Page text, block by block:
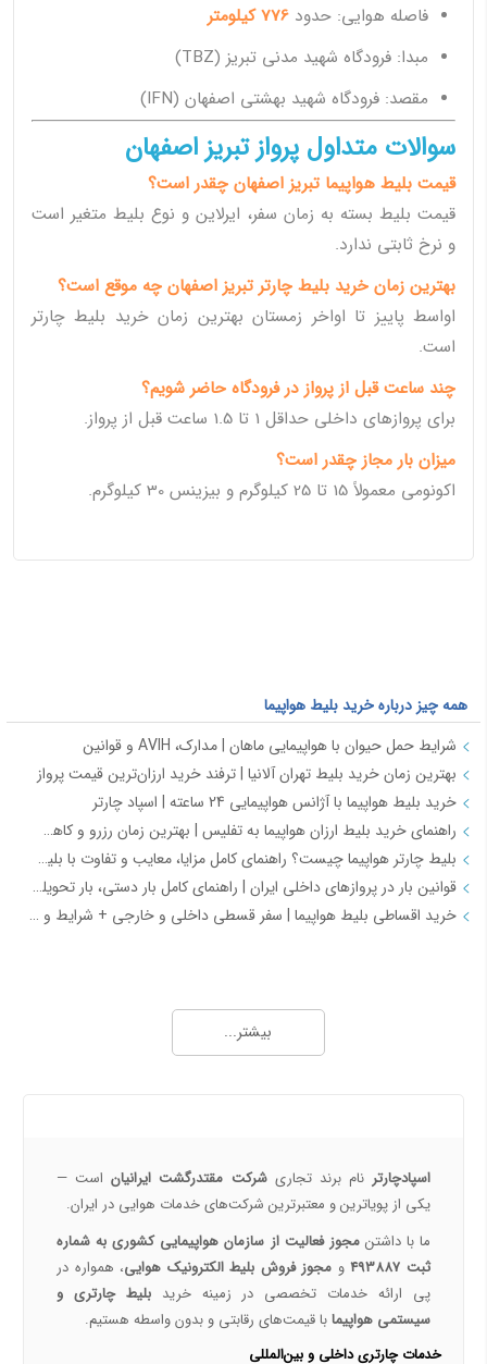
فاصله هوایی: حدود 776 کیلومتر
مبدا: فرودگاه شهید مدنی تبریز (TBZ)
مقصد: فرودگاه شهید بهشتی اصفهان (IFN)
سوالات متداول پرواز تبریز اصفهان
قیمت بلیط هواپیما تبریز اصفهان چقدر است؟
قیمت بلیط بسته به زمان سفر، ایرلاین و نوع بلیط متغیر است
و نرخ ثابتی ندارد.
بهترین زمان خرید بلیط چارتر تبریز اصفهان چه موقع است؟
اواسط پاییز تا اواخر زمستان بهترین زمان خرید بلیط چارتر
است.
چند ساعت قبل از پرواز در فرودگاه حاضر شویم؟
برای پروازهای داخلی حداقل 1 تا 1.5 ساعت قبل از پرواز.
میزان بار مجاز چقدر است؟
اکونومی معمولاً 15 تا 25 کیلوگرم و بیزینس 30 کیلوگرم.
همه چیز درباره خرید بلیط هواپیما
شرایط حمل حیوان با هواپیمایی ماهان | مدارک، AVIH و قوانین
بهترین زمان خرید بلیط تهران آلانیا | ترفند خرید ارزان‌ترین قیمت پرواز
خرید بلیط هواپیما با آژانس هواپیمایی 24 ساعته | اسپاد چارتر
راهنمای خرید بلیط ارزان هواپیما به تفلیس | بهترین زمان رزرو و کاهش هزینه سفر
بلیط چارتر هواپیما چیست؟ راهنمای کامل مزایا، معایب و تفاوت با بلیط سیستمی
قوانین بار در پروازهای داخلی ایران | راهنمای کامل بار دستی، بار تحویلی و مقررات حمل بار
خرید اقساطی بلیط هواپیما | سفر قسطی داخلی و خارجی + شرایط و مدارک | اسپادچارتر
اسپادچارتر | راهکاری نوین برای مدیریت سفرهای سازمانی
همه چیز درباره خرید بلیط هواپیما 3
نکات مهم و کلیدی خرید بلیط هواپیما
رزرو بلیط پرواز داخلی با اسپادچارتر
بیشتر...
اسپادچارتر نام برند تجاریشرکت مقتدرگشت ایرانیاناست —
یکی از پویا‌ترین و معتبرترین شرکت‌های خدمات هوایی در ایران.
ما با داشتنمجوز فعالیت از سازمان هواپیمایی کشوری به شماره
ثبت 493887
و مجوز فروش بلیط الکترونیک هوایی، همواره در
پی ارائه خدمات تخصصی در زمینه خرید بلیط چارتری و
سیستمی هواپیمابا قیمت‌های رقابتی و بدون واسطه هستیم.
خدمات چارتری داخلی و بین‌المللی